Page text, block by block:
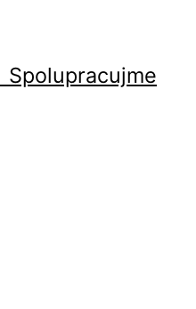
Spolupracujme